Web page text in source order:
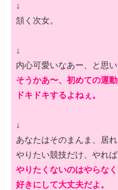
↓
頷く次女。
↓
内心可愛いなあー、と思
そうかあ〜、初めての運動
ドキドキするよねぇ。
↓
あなたはそのまんま、居
やりたい競技だけ、やれば
やりたくないのはやらなく
好きにして大丈夫だよ。